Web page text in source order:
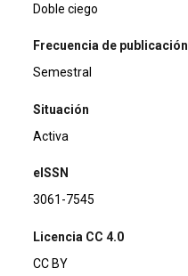
Doble ciego
Frecuencia de publicación
Semestral
Situación
Activa
eISSN
3061-7545
Licencia CC 4.0
CC BY